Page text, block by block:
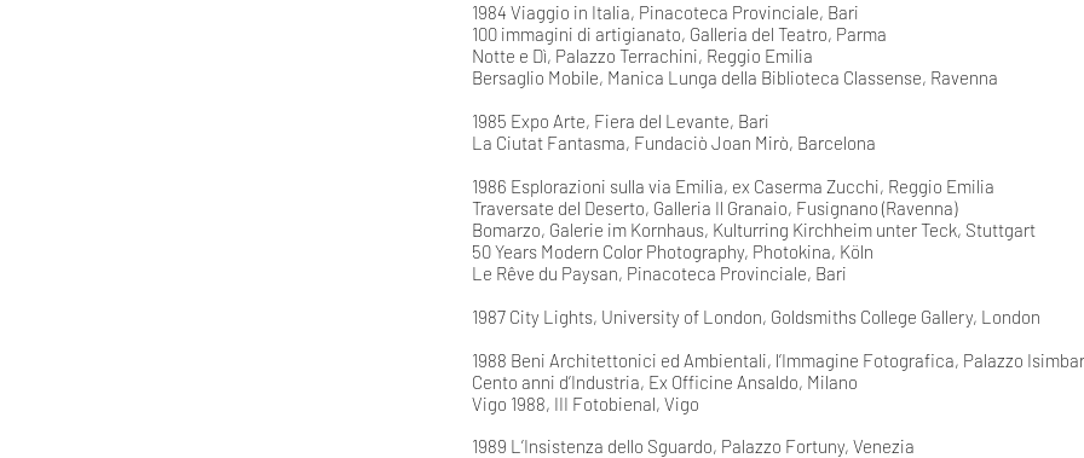
1984 Viaggio in Italia, Pinacoteca Provinciale, Bari
100 immagini di artigianato, Galleria del Teatro, Parma
Notte e Dì, Palazzo Terrachini, Reggio Emilia
Bersaglio Mobile, Manica Lunga della Biblioteca Classense, Ravenna
1985 Expo Arte, Fiera del Levante, Bari
La Ciutat Fantasma, Fundaciò Joan Mirò, Barcelona
1986 Esplorazioni sulla via Emilia, ex Caserma Zucchi, Reggio Emilia
Traversate del Deserto, Galleria Il Granaio, Fusignano (Ravenna)
Bomarzo, Galerie im Kornhaus, Kulturring Kirchheim unter Teck, Stuttgart
50 Years Modern Color Photography, Photokina, Köln
Le Rêve du Paysan, Pinacoteca Provinciale, Bari
1987 City Lights, University of London, Goldsmiths College Gallery, London
1988 Beni Architettonici ed Ambientali, l’Immagine Fotografica, Palazzo
Cento anni d’Industria, Ex Officine Ansaldo, Milano
Vigo 1988, III Fotobienal, Vigo
1989 L’Insistenza dello Sguardo, Palazzo Fortuny, Venezia